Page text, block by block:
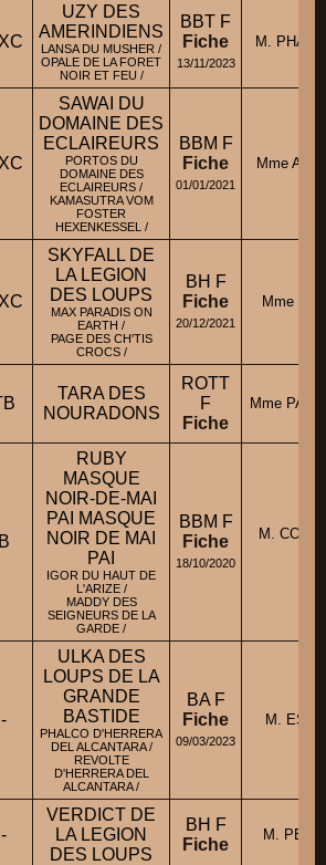
UZY DES
AMERINDIENS
LANSA DU MUSHER /
OPALE DE LA FORET
NOIR ET FEU /
BBT F
Fiche
13/11/2023
M.
SAWAI DU
DOMAINE DES
ECLAIREURS
PORTOS DU
DOMAINE DES
ECLAIREURS /
KAMASUTRA VOM
FOSTER
HEXENKESSEL /
BBM F
Fiche
01/01/2021
Mme
SKYFALL DE
LA LEGION
DES LOUPS
MAX PARADIS ON
EARTH /
PAGE DES CH'TIS
CROCS /
BH F
Fiche
20/12/2021
Mme
TARA DES
NOURADONS
ROTT
F
Fiche
Mme
B
RUBY
MASQUE
NOIR-DE-MAI
PAI MASQUE
NOIR DE MAI
PAI
IGOR DU HAUT DE
L'ARIZE /
MADDY DES
SEIGNEURS DE LA
GARDE /
BBM F
Fiche
18/10/2020
M.
-
ULKA DES
LOUPS DE LA
GRANDE
BASTIDE
PHALCO D'HERRERA
DEL ALCANTARA /
REVOLTE
D'HERRERA DEL
ALCANTARA /
BA F
Fiche
09/03/2023
M.
-
VERDICT DE
LA LEGION
DES LOUPS
BH F
Fiche
M.